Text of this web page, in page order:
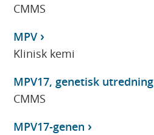
CMMS
MPV
Klinisk kemi
MPV17, genetisk utredning
CMMS
MPV17-genen